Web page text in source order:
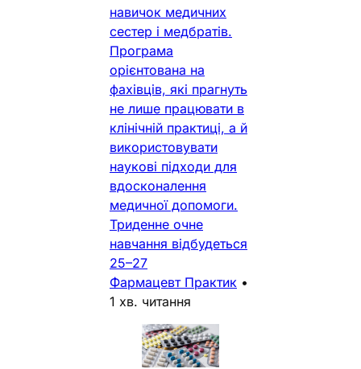
навичок медичних
сестер і медбратів.
Програма
орієнтована на
фахівців, які прагнуть
не лише працювати в
клінічній практиці, а й
використовувати
наукові підходи для
вдосконалення
медичної допомоги.
Триденне очне
навчання відбудеться
25–27
Фармацевт Практик •
1 хв. читання